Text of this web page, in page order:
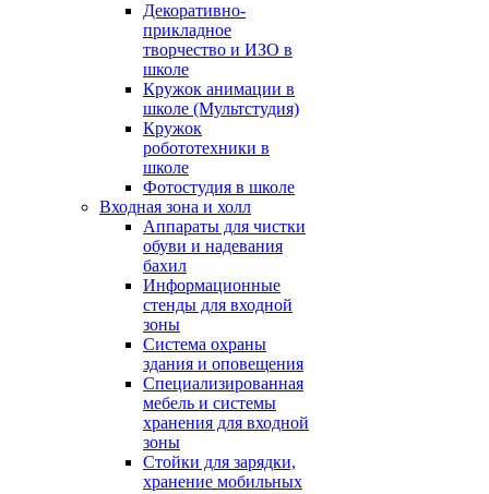
Декоративно-
прикладное
творчество и ИЗО в
школе
Кружок анимации в
школе (Мультстудия)
Кружок
робототехники в
школе
Фотостудия в школе
Входная зона и холл
Аппараты для чистки
обуви и надевания
бахил
Информационные
стенды для входной
зоны
Система охраны
здания и оповещения
Специализированная
мебель и системы
хранения для входной
зоны
Стойки для зарядки,
хранение мобильных